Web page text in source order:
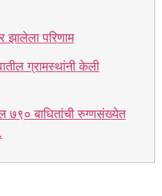
झालेला परिणाम
ग्रामस्थांनी केली
७९० बाधितांची रुग्णसंख्येत